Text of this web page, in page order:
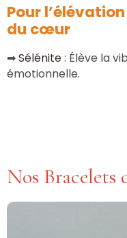
Pour
du cœur
➡Sélénite: Élève la
émotionnelle.
Nos